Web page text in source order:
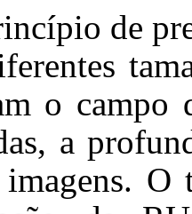
de
o campo
a
O